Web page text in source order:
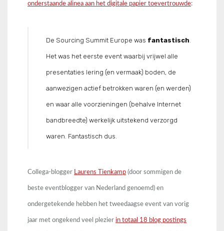
onderstaande alinea aan het digitale papier toevertrouwde:
De Sourcing Summit Europe was fantastisch.
Het was het eerste event waarbij vrijwel alle
presentaties lering (en vermaak) boden, de
aanwezigen actief betrokken waren (en werden)
en waar alle voorzieningen (behalve Internet
bandbreedte) werkelijk uitstekend verzorgd
waren. Fantastisch dus.
Collega-blogger Laurens Tienkamp (door sommigen de
beste eventblogger van Nederland genoemd) en
ondergetekende hebben het tweedaagse event van vorig
jaar met ongekend veel plezier in totaal 18 blog postings